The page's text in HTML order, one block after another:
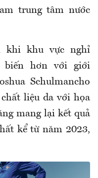
trung tâm nước
khi khu vực nghỉ
biến hơn với giới
Schulmancho
liệu da với họa
mang lại kết quả
kể từ năm 2023,